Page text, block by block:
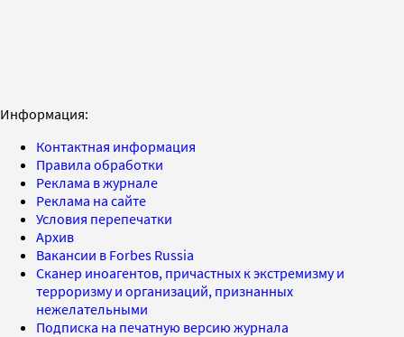
Информация:
Контактная информация
Правила обработки
Реклама в журнале
Реклама на сайте
Условия перепечатки
Архив
Вакансии в Forbes Russia
Сканер иноагентов, причастных к экстремизму и
терроризму и организаций, признанных
нежелательными
Подписка на печатную версию журнала